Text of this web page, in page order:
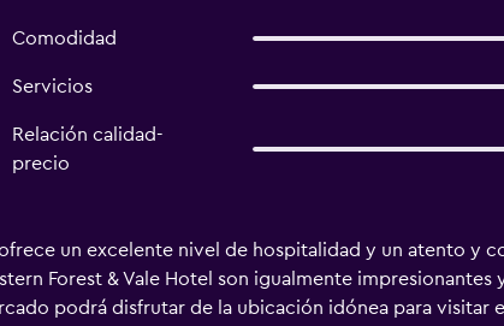
Comodidad
Servicios
Relación calidad-
precio
un excelente nivel de hospitalidad y un atento y
Forest & Vale Hotel son igualmente impresionantes
podrá disfrutar de la ubicación idónea para visitar